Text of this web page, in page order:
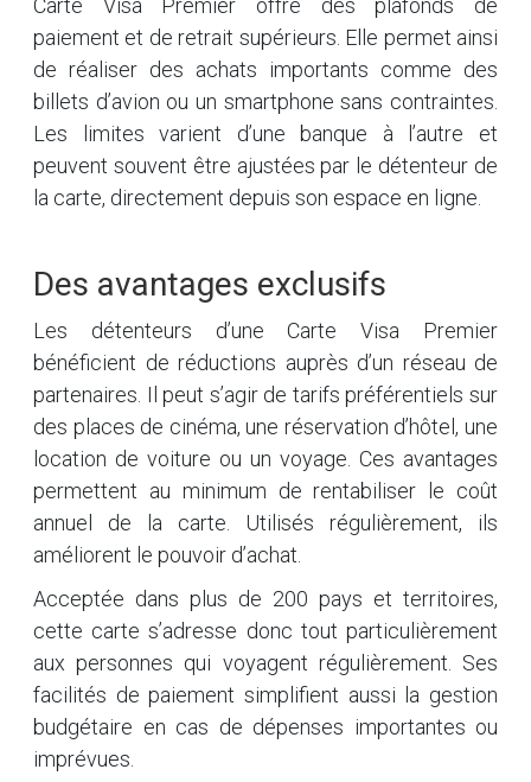
Carte Visa Premier offre des plafonds de
paiement et de retrait supérieurs. Elle permet ainsi
de réaliser des achats importants comme des
billets d’avion ou un smartphone sans contraintes.
Les limites varient d’une banque à l’autre et
peuvent souvent être ajustées par le détenteur de
la carte, directement depuis son espace en ligne.
Des avantages exclusifs
Les détenteurs d’une Carte Visa Premier
bénéficient de réductions auprès d’un réseau de
partenaires. Il peut s’agir de tarifs préférentiels sur
des places de cinéma, une réservation d’hôtel, une
location de voiture ou un voyage. Ces avantages
permettent au minimum de rentabiliser le coût
annuel de la carte. Utilisés régulièrement, ils
améliorent le pouvoir d’achat.
Acceptée dans plus de 200 pays et territoires,
cette carte s’adresse donc tout particulièrement
aux personnes qui voyagent régulièrement. Ses
facilités de paiement simplifient aussi la gestion
budgétaire en cas de dépenses importantes ou
imprévues.